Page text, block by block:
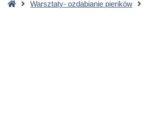
StronaWarsztaty- ozdabianie pierików